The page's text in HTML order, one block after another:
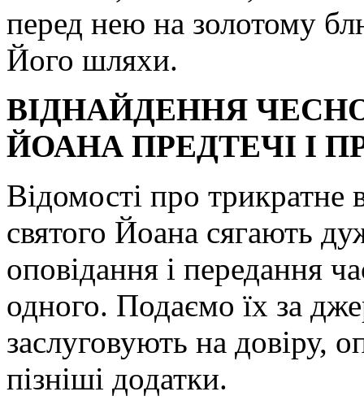
перед нею на золотому
Його шляхи.
ВІДНАЙДЕННЯ
ЙОАНА ПРЕДТЕЧІ І
Відомості про трикратне
святого Йоана сягають
оповідання і передання
одного. Подаємо їх за
заслуговують на довіру,
пізніші додатки.